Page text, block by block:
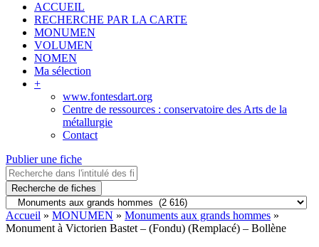
ACCUEIL
RECHERCHE PAR LA CARTE
MONUMEN
VOLUMEN
NOMEN
Ma sélection
+
www.fontesdart.org
Centre de ressources : conservatoire des Arts de la
métallurgie
Contact
Publier une fiche
Recherche de fiches
Accueil » MONUMEN » Monuments aux grands hommes »
Monument à Victorien Bastet – (Fondu) (Remplacé) – Bollène